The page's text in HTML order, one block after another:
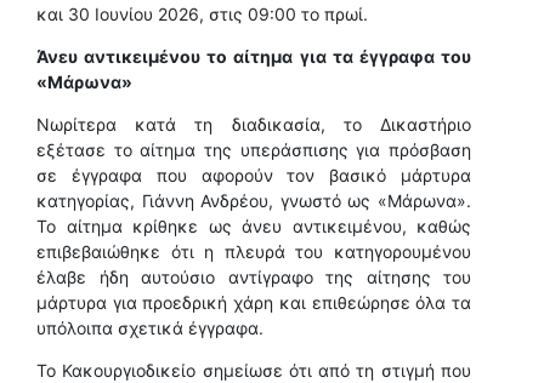
και 30 Ιουνίου 2026, στις 09:00 το πρωί.
Άνευ αντικειμένου το αίτημα για τα έγγραφα του
«Μάρωνα»
Νωρίτερα κατά τη διαδικασία, το Δικαστήριο
εξέτασε το αίτημα της υπεράσπισης για πρόσβαση
σε έγγραφα που αφορούν τον βασικό μάρτυρα
κατηγορίας, Γιάννη Ανδρέου, γνωστό ως «Μάρωνα».
Το αίτημα κρίθηκε ως άνευ αντικειμένου, καθώς
επιβεβαιώθηκε ότι η πλευρά του κατηγορουμένου
έλαβε ήδη αυτούσιο αντίγραφο της αίτησης του
μάρτυρα για προεδρική χάρη και επιθεώρησε όλα τα
υπόλοιπα σχετικά έγγραφα.
Το Κακουργιοδικείο σημείωσε ότι από τη στιγμή που